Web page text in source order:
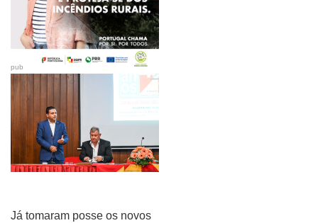
pub
Já tomaram posse os novos